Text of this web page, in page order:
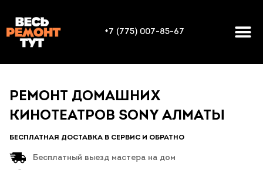
+7 (775) 007-85-67
РЕМОНТ ДОМАШНИХ
КИНОТЕАТРОВ SONY АЛМАТЫ
БЕСПЛАТНАЯ ДОСТАВКА В СЕРВИС И ОБРАТНО
Бесплатный выезд мастера на дом